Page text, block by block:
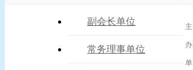
副会长单位
常务理事单位
主
办
单